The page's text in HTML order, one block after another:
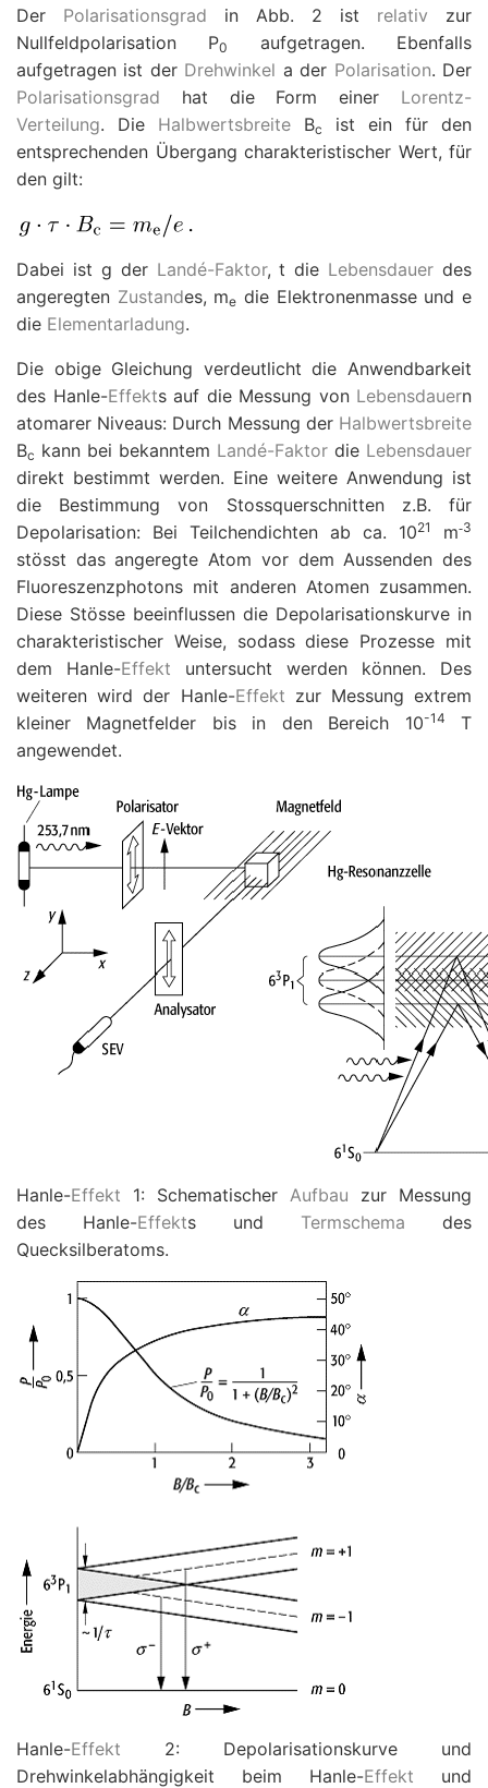
Der Polarisationsgrad in Abb. 2 ist relativ zur
Nullfeldpolarisation P0
aufgetragen. Ebenfalls
aufgetragen ist der Drehwinkel a der Polarisation. Der
Polarisationsgrad hat die Form einer Lorentz-
Verteilung. Die Halbwertsbreite Bc
ist ein für den
entsprechenden Übergang charakteristischer Wert, für
den gilt:
Dabei ist g der Landé-Faktor,t die Lebensdauer des
angeregten Zustandes, me die Elektronenmasse unde
die Elementarladung.
Die obige Gleichung verdeutlicht die Anwendbarkeit
des Hanle-Effekts auf die Messung von Lebensdauern
atomarer Niveaus: Durch Messung der Halbwertsbreite
Bc kann bei bekanntem Landé-Faktor die Lebensdauer
direkt bestimmt werden. Eine weitere Anwendung ist
die Bestimmung von Stossquerschnitten z.B. für
Depolarisation: Bei Teilchendichten ab ca. 1021 m-3
stösst das angeregte Atom vor dem Aussenden des
Fluoreszenzphotons mit anderen Atomen zusammen.
Diese Stösse beeinflussen die Depolarisationskurve in
charakteristischer Weise, sodass diese Prozesse mit
dem Hanle-Effekt untersucht werden können. Des
weiteren wird der Hanle-Effekt zur Messung extrem
kleiner Magnetfelder bis in den Bereich 10-14
T
angewendet.
Hanle-Effekt 1: Schematischer Aufbau zur Messung
des Hanle-Effekts und Termschema des
Quecksilberatoms.
Hanle-Effekt 2: Depolarisationskurve und
Drehwinkelabhängigkeit beim Hanle-Effekt und